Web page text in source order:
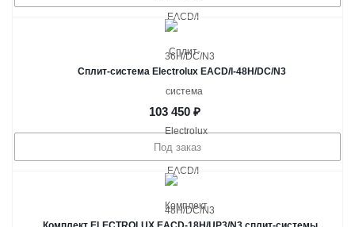
Сплит-система Electrolux EACD/I-48H/DC/N3
103 450 ₽
Под заказ